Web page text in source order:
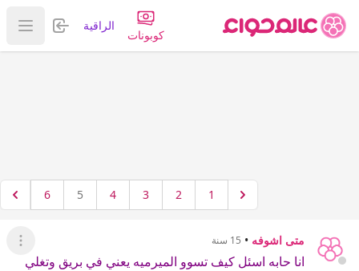
كوبونات
الراقية تسجيل
عرض
1
2
3
4
5
6
متى اشوفه • 15 سنة عرض
انا حابه اسئل كيف تسوو الميرميه يعني في بريق وتغلي